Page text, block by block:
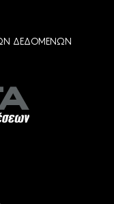
ΔΕΔΟΜΕΝΩΝ